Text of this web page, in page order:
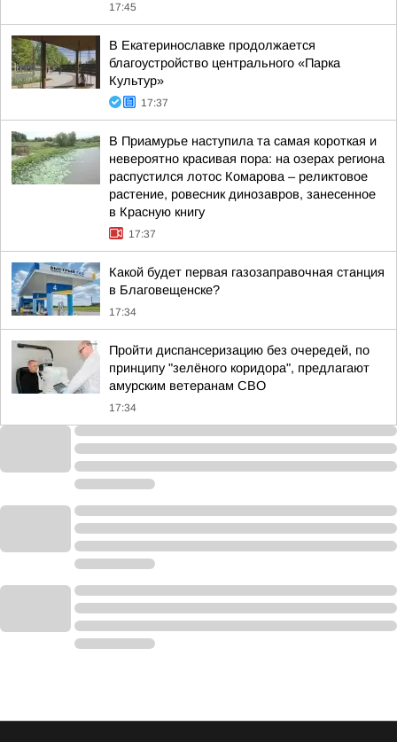
17:45
В Екатеринославке продолжается
благоустройство центрального «Парка
Культур»
17:37
В Приамурье наступила та самая короткая и
невероятно красивая пора: на озерах региона
распустился лотос Комарова – реликтовое
растение, ровесник динозавров, занесенное
в Красную книгу
17:37
Какой будет первая газозаправочная станция
в Благовещенске?
17:34
Пройти диспансеризацию без очередей, по
принципу "зелёного коридора", предлагают
амурским ветеранам СВО
17:34